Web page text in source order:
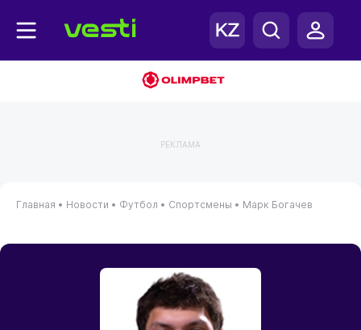
РЕКЛАМА
Главная • Новости • Футбол • Спортсмены • Марк Богачев